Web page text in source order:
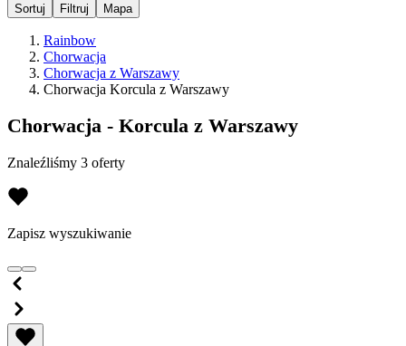
Sortuj Filtruj Mapa
Rainbow
Chorwacja
Chorwacja z Warszawy
Chorwacja Korcula z Warszawy
Chorwacja - Korcula z Warszawy
Znaleźliśmy 3 oferty
Zapisz wyszukiwanie